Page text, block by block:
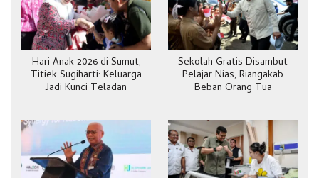
Hari Anak 2026 di Sumut,
Titiek Sugiharti: Keluarga
Jadi Kunci Teladan
Sekolah Gratis Disambut
Pelajar Nias, Riangakab
Beban Orang Tua